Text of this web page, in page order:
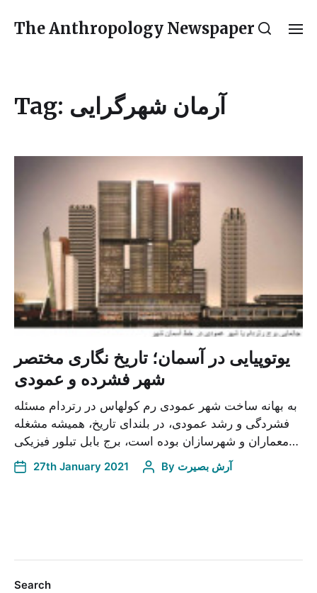
The Anthropology Newspaper
Tag: آرمان شهرگرایی
یوتوپیایی در آسمان؛ تاریخ نگاری مختصر
شهر فشرده و عمودی
به بهانه ساخت شهر عمودی رم کولهاس در رتردام مسئله
فشردگی و رشد عمودی، در بلندای تاریخ، همیشه مشغله
معماران و شهرسازان بوده است، برج بابل تبلور فیزیکی…
27th January 2021 By آرش بصیرت
Search